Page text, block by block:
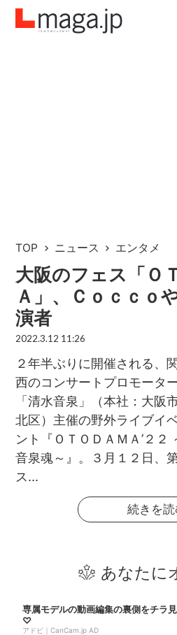
TOP ニュース エンタメ
大阪のフェス「Ｏ
Ａ」、Ｃｏｃｃｏ
演者
2022.3.12 11:26
２年半ぶりに開催される、
西のコンサートプロモータ
「清水音泉」（本社：大阪
北区）主催の野外ライブイ
ント『ＯＴＯＤＡＭＡ’２２
音泉魂～』。３月１２日、
ス...
続きを読
あなたに
専属モデルの動画編集の裏側をチラ
♡
アドビ｜CanCam.jp AD